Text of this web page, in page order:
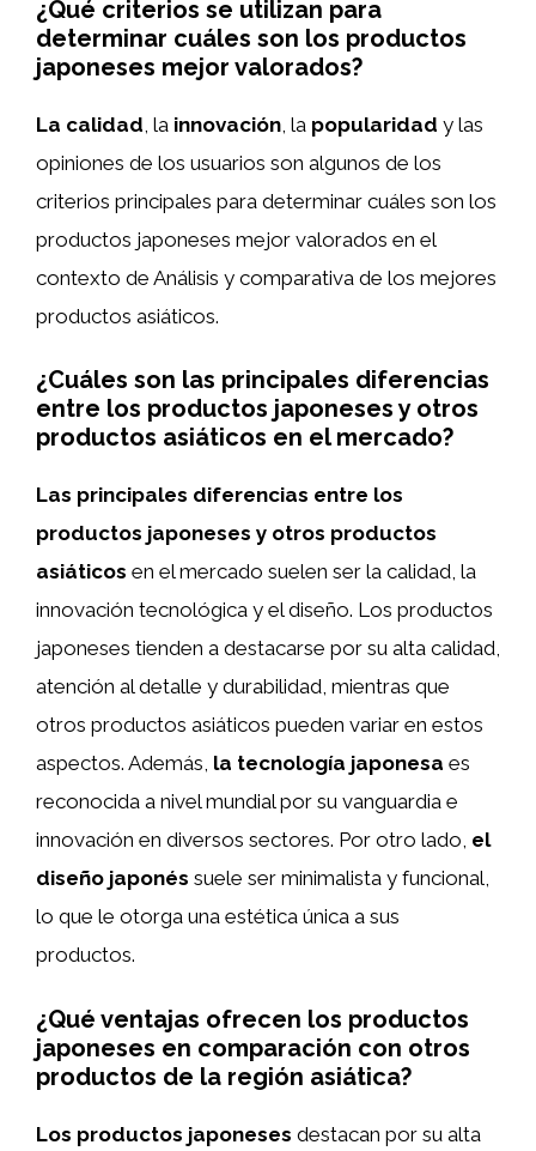
¿Qué criterios se utilizan para
determinar cuáles son los productos
japoneses mejor valorados?
La calidad , la innovación , la popularidad y las
opiniones de los usuarios son algunos de los
criterios principales para determinar cuáles son los
productos japoneses mejor valorados en el
contexto de Análisis y comparativa de los mejores
productos asiáticos.
¿Cuáles son las principales diferencias
entre los productos japoneses y otros
productos asiáticos en el mercado?
Las principales diferencias entre los
productos japoneses y otros productos
asiáticos en el mercado suelen ser la calidad, la
innovación tecnológica y el diseño. Los productos
japoneses tienden a destacarse por su alta calidad,
atención al detalle y durabilidad, mientras que
otros productos asiáticos pueden variar en estos
aspectos. Además, la tecnología japonesa es
reconocida a nivel mundial por su vanguardia e
innovación en diversos sectores. Por otro lado, el
diseño japonés suele ser minimalista y funcional,
lo que le otorga una estética única a sus
productos.
¿Qué ventajas ofrecen los productos
japoneses en comparación con otros
productos de la región asiática?
Los productos japoneses destacan por su alta